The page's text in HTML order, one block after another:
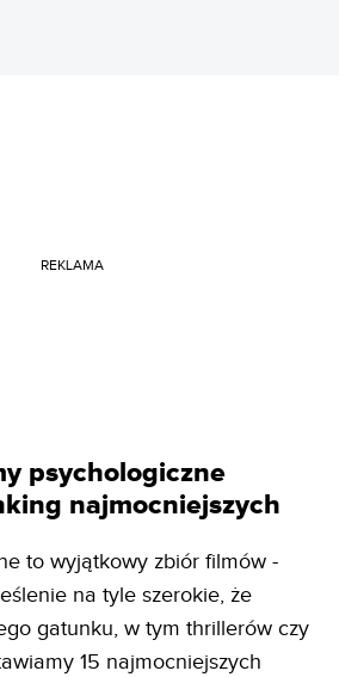
REKLAMA
psychologiczne
najmocniejszych
to wyjątkowy zbiór filmów -
na tyle szerokie, że
gatunku, w tym thrillerów czy
15 najmocniejszych